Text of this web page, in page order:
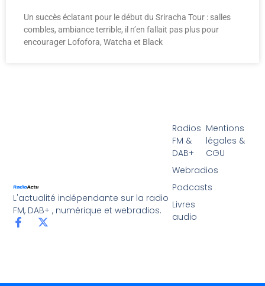
Un succès éclatant pour le début du Sriracha Tour : salles
combles, ambiance terrible, il n’en fallait pas plus pour
encourager Lofofora, Watcha et Black
L'actualité indépendante sur la radio
FM, DAB+ , numérique et webradios.
Radios
FM &
DAB+
Webradios
Podcasts
Livres
audio
Mentions
légales &
CGU